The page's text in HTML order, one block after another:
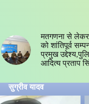
मतगणना से
को शांतिपूर्व
प्रमुख
आदित्य प्रताप
सुग्रीव यादव